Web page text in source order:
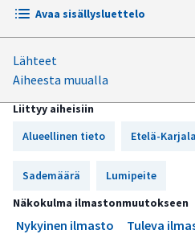
Avaa sisällysluettelo
Salpausselän ja Saimaan
Kasvukausi on pisin
Lähteet
Aiheesta muualla
Liittyy aiheisiin
Alueellinen tieto
Etelä-Karjala
Sademäärä
Lumipeite
Näkokulma ilmastonmuutokseen
Nykyinen ilmasto
Tuleva